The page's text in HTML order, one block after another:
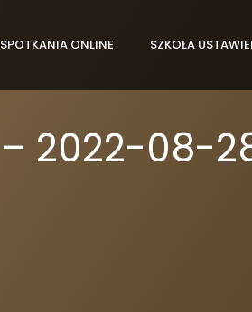
SPOTKANIA ONLINE SZKOŁA
2022-08-